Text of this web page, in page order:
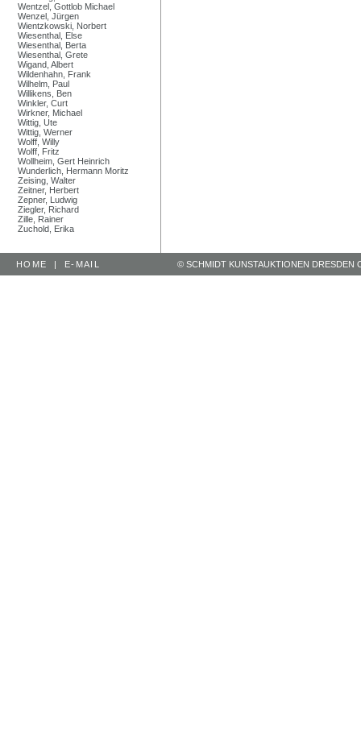
Wentzel, Gottlob Michael
Wenzel, Jürgen
Wientzkowski, Norbert
Wiesenthal, Else
Wiesenthal, Berta
Wiesenthal, Grete
Wigand, Albert
Wildenhahn, Frank
Wilhelm, Paul
Willikens, Ben
Winkler, Curt
Wirkner, Michael
Wittig, Ute
Wittig, Werner
Wolff, Willy
Wolff, Fritz
Wollheim, Gert Heinrich
Wunderlich, Hermann Moritz
Zeising, Walter
Zeitner, Herbert
Zepner, Ludwig
Ziegler, Richard
Zille, Rainer
Zuchold, Erika
HOME | E-MAIL © SCHMIDT KUNSTAUKTIONEN DRESDEN